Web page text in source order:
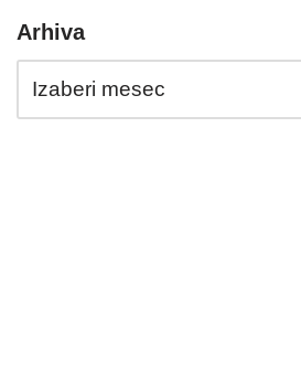
Arhiva